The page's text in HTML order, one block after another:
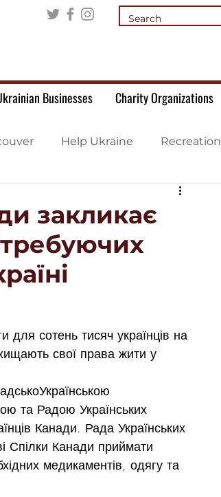
Businesses Charity Organizations
Help Ukraine Recreation
закликає
для сотень тисяч українців на
свої права жити у
та Радою Українських
Канади. Рада Українських
Спілки Канади приймати
медикаментів, одягу та